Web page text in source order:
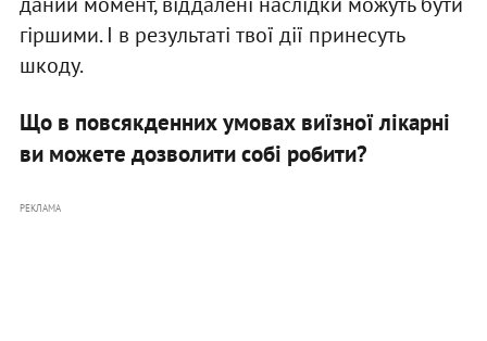
гіршими. І в результаті твої дії принесуть
шкоду.
Що в повсякденних умовах виїзної лікарні
ви можете дозволити собі робити?
РЕКЛАМА